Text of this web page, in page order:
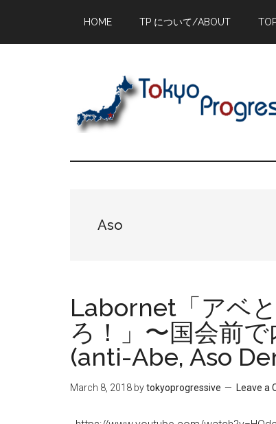
main
primary
footer
HOME TP について/ABOUT
Aso
Labornet「アベ
ろ！」〜国会前
(anti-Abe, Aso
March 8, 2018 bytokyoprogressive Leave a